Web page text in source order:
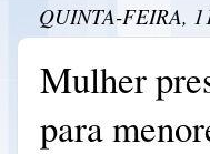
QUINTA-FEIRA,
Mulher
para